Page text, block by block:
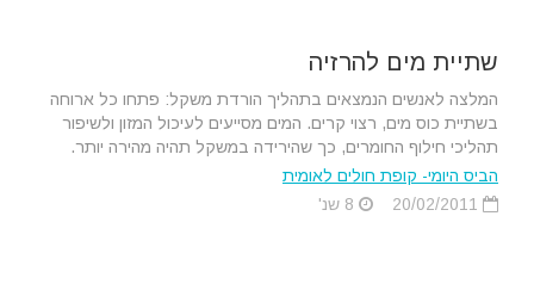
שתיית מים להרזיה
המלצה לאנשים הנמצאים בתהליך הורדת משקל: פתחו כל ארוחה
בשתיית כוס מים, רצוי קרים. המים מסייעים לעיכול המזון ולשיפור
תהליכי חילוף החומרים, כך שהירידה במשקל תהיה מהירה יותר.
הביס היומי- קופת חולים לאומית